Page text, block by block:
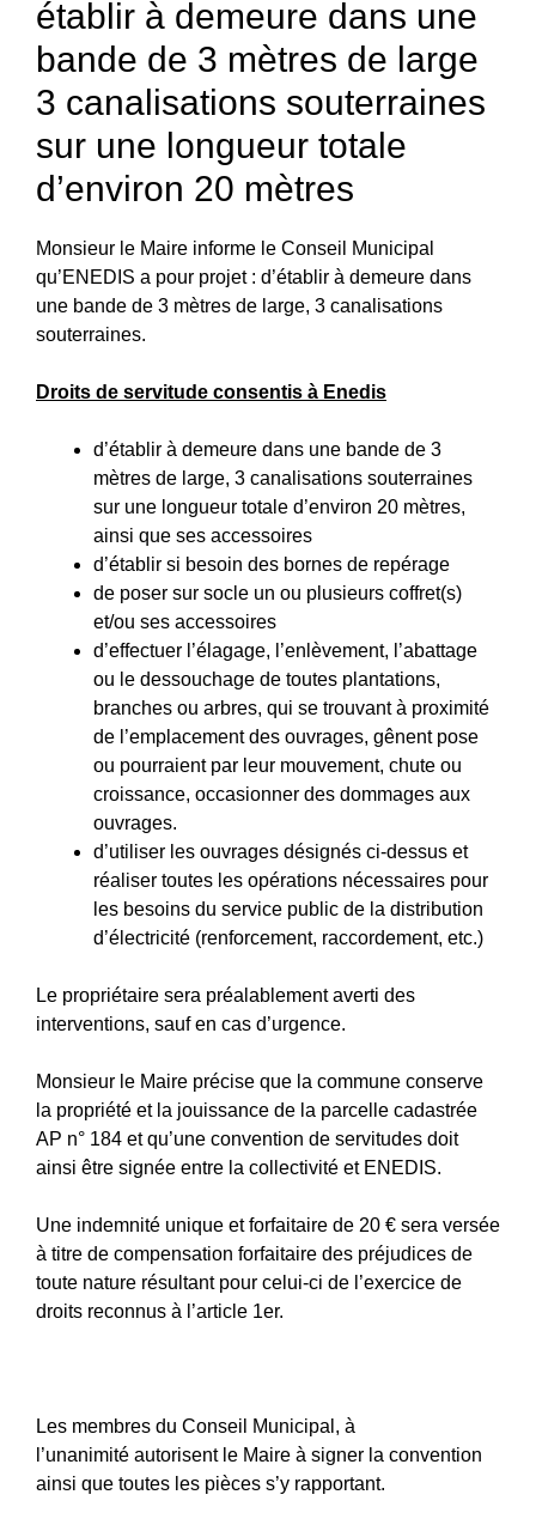
établir à demeure dans une
bande de 3 mètres de large
3 canalisations souterraines
sur une longueur totale
d’environ 20 mètres
Monsieur le Maire informe le Conseil Municipal
qu’ENEDIS a pour projet : d’établir à demeure dans
une bande de 3 mètres de large, 3 canalisations
souterraines.
Droits de servitude consentis à Enedis
d’établir à demeure dans une bande de 3
mètres de large, 3 canalisations souterraines
sur une longueur totale d’environ 20 mètres,
ainsi que ses accessoires
d’établir si besoin des bornes de repérage
de poser sur socle un ou plusieurs coffret(s)
et/ou ses accessoires
d’effectuer l’élagage, l’enlèvement, l’abattage
ou le dessouchage de toutes plantations,
branches ou arbres, qui se trouvant à proximité
de l’emplacement des ouvrages, gênent pose
ou pourraient par leur mouvement, chute ou
croissance, occasionner des dommages aux
ouvrages.
d’utiliser les ouvrages désignés ci-dessus et
réaliser toutes les opérations nécessaires pour
les besoins du service public de la distribution
d’électricité (renforcement, raccordement, etc.)
Le propriétaire sera préalablement averti des
interventions, sauf en cas d’urgence.
Monsieur le Maire précise que la commune conserve
la propriété et la jouissance de la parcelle cadastrée
AP n° 184 et qu’une convention de servitudes doit
ainsi être signée entre la collectivité et ENEDIS.
Une indemnité unique et forfaitaire de 20 € sera versée
à titre de compensation forfaitaire des préjudices de
toute nature résultant pour celui-ci de l’exercice de
droits reconnus à l’article 1er.
Les membres du Conseil Municipal, à
l’unanimité autorisent le Maire à signer la convention
ainsi que toutes les pièces s’y rapportant.